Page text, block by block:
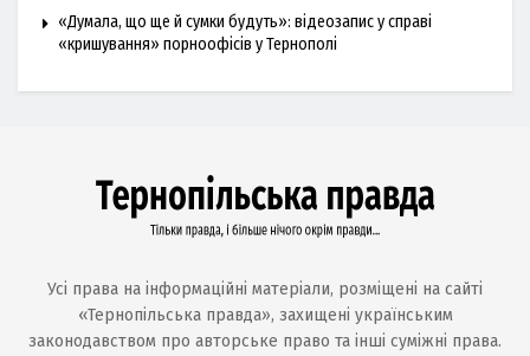
«Думала, що ще й сумки будуть»: відеозапис у справі
«кришування» порноофісів у Тернополі
Усі права на інформаційні матеріали, розміщені на сайті
«Тернопільська правда», захищені українським
законодавством про авторське право та інші суміжні права.